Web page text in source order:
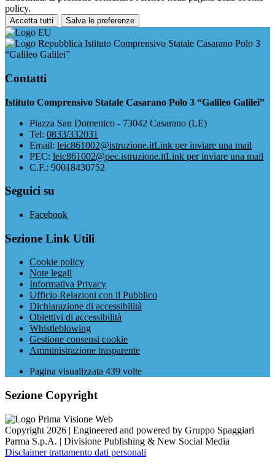
policy.
Accetta tutti Salva le preferenze
Istituto Comprensivo Statale Casarano Polo 3
“Galileo Galilei”
Contatti
Istituto Comprensivo Statale Casarano Polo 3 “Galileo Galilei”
Piazza San Domenico - 73042 Casarano (LE)
Tel: 0833/332031
Email: leic861002@istruzione.itLink per inviare una mail
PEC: leic861002@pec.istruzione.itLink per inviare una mail
C.F.: 90018430752
Seguici su
Facebook
Sezione Link Utili
Cookie policy
Note legali
Informativa Privacy
Ufficio Relazioni con il Pubblico
Dichiarazione di accessibilità
Obiettivi di accessibilità
Whistleblowing
Gestione consensi cookie
Amministrazione trasparente
Pagina visualizzata 439 volte
Sezione Copyright
Copyright 2026 | Engineered and powered by Gruppo Spaggiari
Parma S.p.A. | Divisione Publishing & New Social Media
Disclaimer trattamento dati personali